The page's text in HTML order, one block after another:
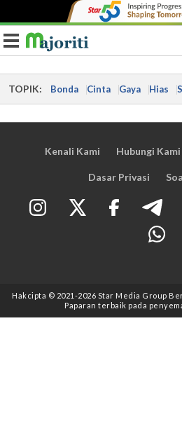
Toggle navigation
TOPIK: Bonda Cinta Gaya Hias
Kenali Kami Hubungi Kami
Dasar Privasi
Hakcipta © 2021 -2026 Star Media Group
Paparan terbaik pada